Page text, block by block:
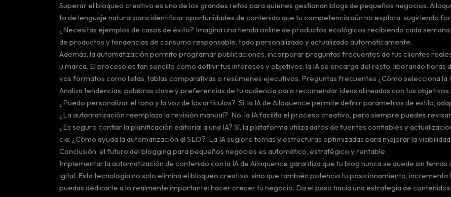
Superar el bloqueo creativo es uno de los grandes retos para quienes gestionan blogs de pequeños negocios.
to de lenguaje natural para identificar oportunidades de contenido que tu competencia aún no explota, sugiriendo
¿Necesitas ejemplos de casos de éxito? Imagina una tienda online de productos ecológicos recibiendo cada
de productos y tendencias de consumo responsable, todo personalizado y actualizado automáticamente.
Además, la automatización permite programar publicaciones, incorporar preguntas frecuentes de tus clientes
u marca. El proceso es tan sencillo como definir tus intereses y objetivos: la IA se encarga del resto, liberando
vos formatos como listas, tablas comparativas o resúmenes ejecutivos. Preguntas frecuentes ¿Cómo selecciona la
Analiza tendencias, palabras clave y preferencias de tu audiencia para recomendar ideas alineadas con tus objetivos.
¿Puedo personalizar el tono y la voz de los artículos? Sí, la IA de Ailoquence permite definir parámetros de estilo,
¿La automatización reemplaza la revisión manual? No, la IA facilita el proceso creativo, pero siempre puedes
¿Es seguro confiar la planificación editorial a una IA? Sí, la plataforma utiliza datos de fuentes confiables y
cia. ¿Cómo ayuda la automatización al SEO? La IA sugiere temas y estructuras optimizadas para mejorar la
Conclusión: el futuro del blogging para pequeños negocios es automático, estratégico y rentable
Implementar la automatización de contenido con la IA de Ailoquence garantiza que tu blog nunca se quede sin
igital. Esta tecnología no solo elimina el bloqueo creativo, sino que también potencia tu posicionamiento,
puedas dedicarte a lo realmente importante: hacer crecer tu negocio. Da el paso hacia una estrategia de